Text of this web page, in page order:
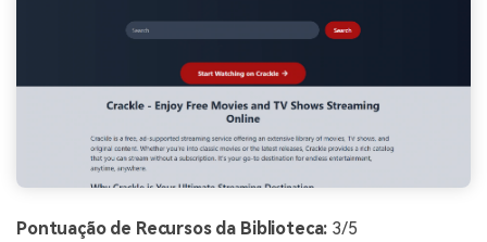
Pontuação de Recursos da Biblioteca: 3/5